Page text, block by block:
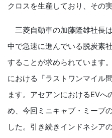
クロスを生産しており、その
三菱自動車の加藤隆雄社長
中で急速に進んでいる脱炭素
することが求められています
における『ラストワンマイル
ます。アセアンにおけるEVへ
め、今回ミニキャブ・ミーブ
した。引き続きインドネシア